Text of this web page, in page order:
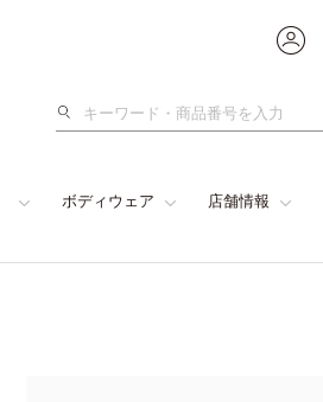
検
ボディウェア 店舗情報